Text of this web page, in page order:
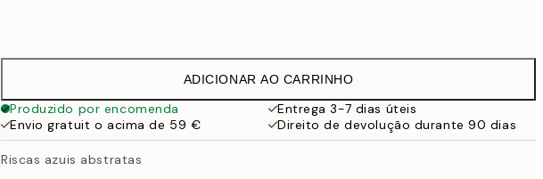
ADICIONAR AO CARRINHO
Produzido por encomenda
Entrega 3-7 dias úteis
Envio gratuit o acima de 59 €
Direito de devolução durante 90 dias
Riscas azuis abstratas